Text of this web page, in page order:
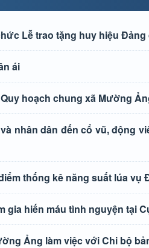
Lễ trao tặng huy hiệu Đảng
ái
hoạch chung xã Mường
nhân dân đến cổ vũ, động
thống kê năng suất lúa vụ
gia hiến máu tình nguyện tại
Ảng làm việc với Chi bộ